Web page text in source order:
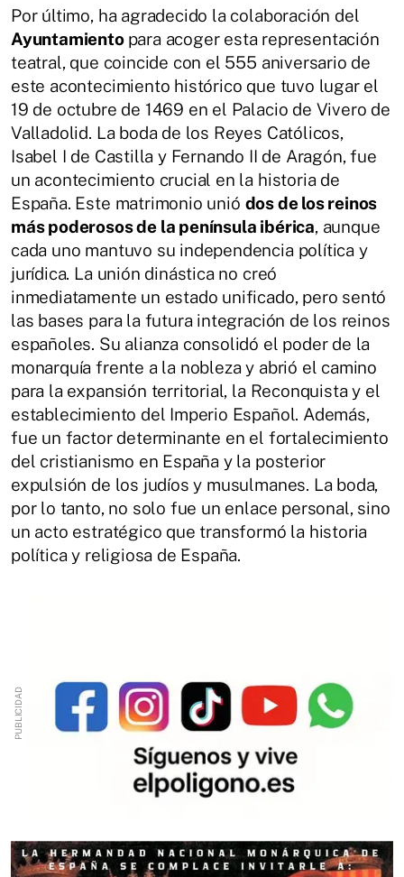
Por último, ha agradecido la colaboración del
Ayuntamiento para acoger esta representación
teatral, que coincide con el 555 aniversario de
este acontecimiento histórico que tuvo lugar el
19 de octubre de 1469 en el Palacio de Vivero de
Valladolid. La boda de los Reyes Católicos,
Isabel I de Castilla y Fernando II de Aragón, fue
un acontecimiento crucial en la historia de
España. Este matrimonio unió dos de los reinos
más poderosos de la península ibérica, aunque
cada uno mantuvo su independencia política y
jurídica. La unión dinástica no creó
inmediatamente un estado unificado, pero sentó
las bases para la futura integración de los reinos
españoles. Su alianza consolidó el poder de la
monarquía frente a la nobleza y abrió el camino
para la expansión territorial, la Reconquista y el
establecimiento del Imperio Español. Además,
fue un factor determinante en el fortalecimiento
del cristianismo en España y la posterior
expulsión de los judíos y musulmanes. La boda,
por lo tanto, no solo fue un enlace personal, sino
un acto estratégico que transformó la historia
política y religiosa de España.